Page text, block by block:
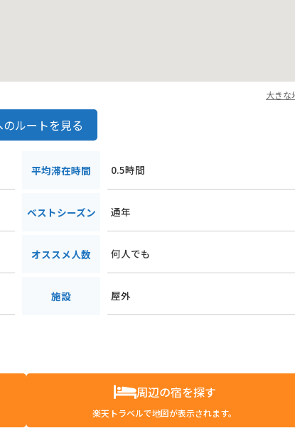
大きな
のルートを見る
平均滞在時間 0.5時間
ベストシーズン 通年
オススメ人数 何人でも
施設 屋外
周辺の宿を探す
楽天トラベルで地図が表示されます。